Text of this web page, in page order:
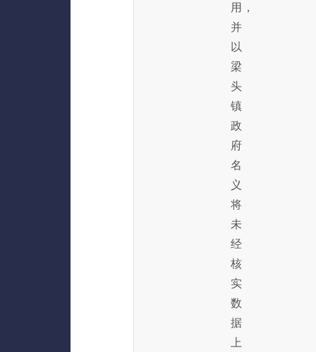
用，
并
以
梁
头
镇
政
府
名
义
将
未
经
核
实
数
据
上